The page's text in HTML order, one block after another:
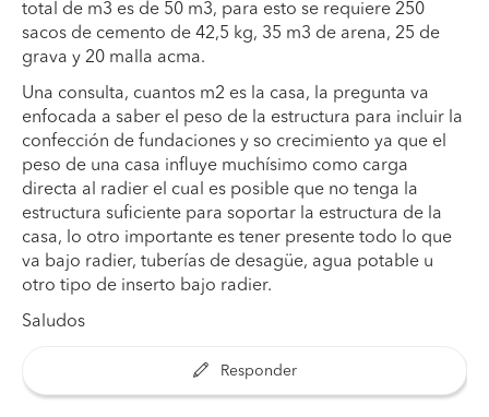
total de m3 es de 50 m3, para esto se requiere 250
sacos de cemento de 42,5 kg, 35 m3 de arena, 25 de
grava y 20 malla acma.
Una consulta, cuantos m2 es la casa, la pregunta va
enfocada a saber el peso de la estructura para incluir la
confección de fundaciones y so crecimiento ya que el
peso de una casa influye muchísimo como carga
directa al radier el cual es posible que no tenga la
estructura suficiente para soportar la estructura de la
casa, lo otro importante es tener presente todo lo que
va bajo radier, tuberías de desagüe, agua potable u
otro tipo de inserto bajo radier.
Saludos
Responder